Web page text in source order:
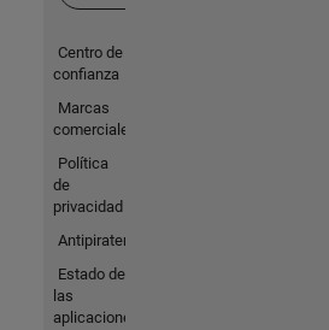
Centro de
confianza
Marcas
comerciales
Política
de
privacidad
Antipiratería
Estado de
las
aplicaciones